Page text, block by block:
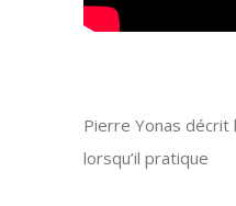
Pierre Yonas décrit
lorsqu’il pratique